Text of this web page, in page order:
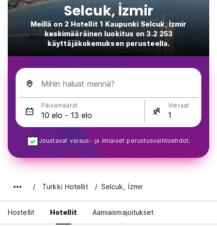
Selcuk, İzmir
Meillä on 2 Hotellit 1 Kaupunki Selcuk, İzmir
keskimääräinen luokitus on 3.2 253
käyttäjäkokemuksen perusteella.
Mihin haluat mennä?
Päivämäärät Vieraat
Joustavat varaus- ja ilmaiset perustusvaihtoehdot.
Turkki Hotellit Selcuk, İzmir
Hostellit Hotellit Aamiaismajoitukset